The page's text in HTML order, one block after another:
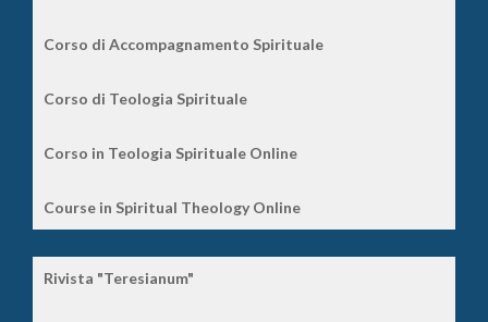
Corso di Accompagnamento Spirituale
Corso di Teologia Spirituale
Corso in Teologia Spirituale Online
Course in Spiritual Theology Online
Rivista "Teresianum"